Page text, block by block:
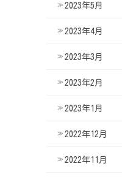
2023年5月
2023年4月
2023年3月
2023年2月
2023年1月
2022年12月
2022年11月